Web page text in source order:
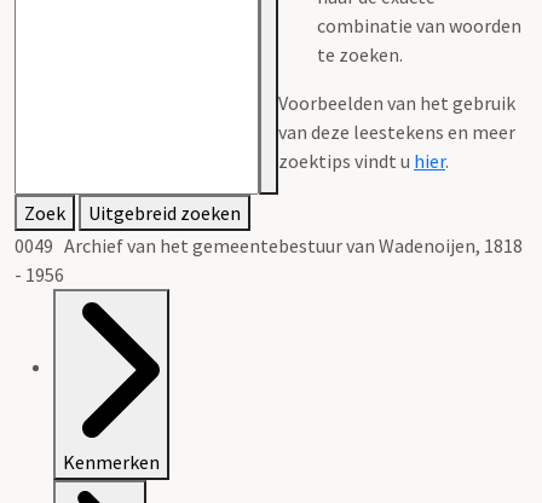
combinatie van woorden
te zoeken.
Voorbeelden van het gebruik
van deze leestekens en meer
zoektips vindt u hier.
Zoek
Uitgebreid zoeken
0049 Archief van het gemeentebestuur van Wadenoijen, 1818
- 1956
Kenmerken